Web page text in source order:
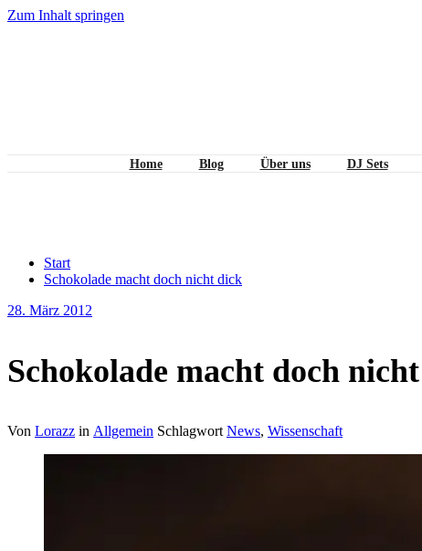
Zum Inhalt springen
Home Blog Über uns DJ Sets
Start
Schokolade macht doch nicht dick
28. März 2012
Schokolade macht doch
Von Lorazz in Allgemein Schlagwort News, Wissenschaft